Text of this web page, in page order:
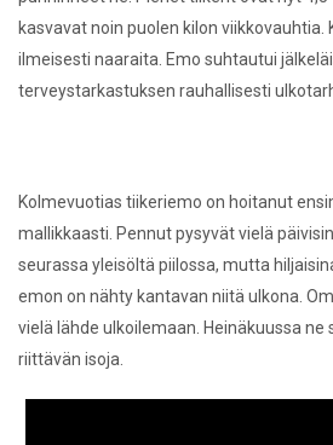
kasvavat noin puolen kilon viikkovauhtia.
ilmeisesti naaraita. Emo suhtautui
terveystarkastuksen rauhallisesti
Kolmevuotias tiikeriemo on hoitanut
mallikkaasti. Pennut pysyvät vielä
seurassa yleisöltä piilossa, mutta
emon on nähty kantavan niitä ulkona.
vielä lähde ulkoilemaan. Heinäkuussa ne
riittävän isoja.